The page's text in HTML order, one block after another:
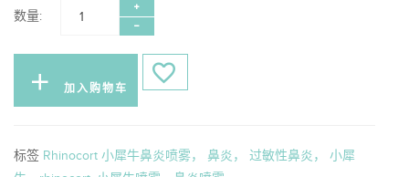
数量:
加入购物车
标签 Rhinocort 小犀牛鼻炎喷雾， 鼻炎， 过敏性鼻炎， 小犀